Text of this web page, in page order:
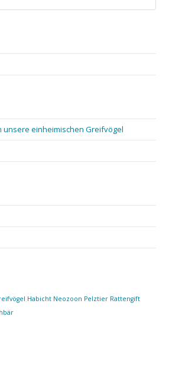
einheimischen Greifvögel
Habicht Neozoon Pelztier Rattengift